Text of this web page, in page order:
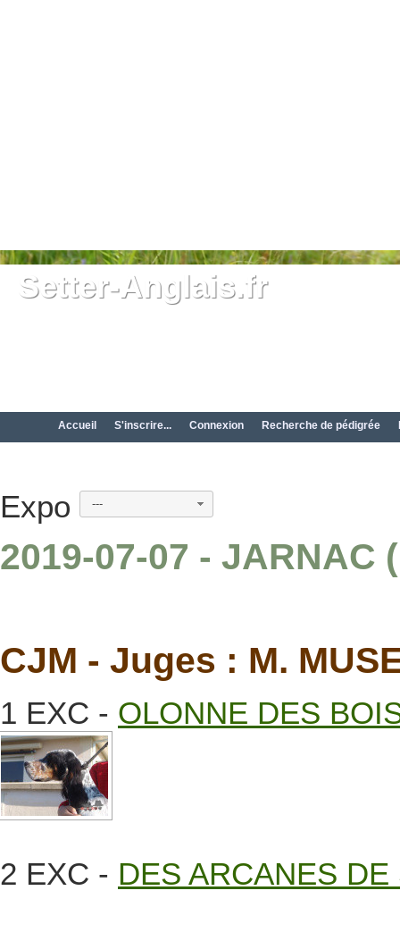
Setter-Anglais.fr
Accueil S'inscrire... Connexion Recherche de pédigrée
Expo ---
2019-07-07 - JARNAC
CJM - Juges : M.
1 EXC - OLONNE DES
2 EXC - DES ARCANES